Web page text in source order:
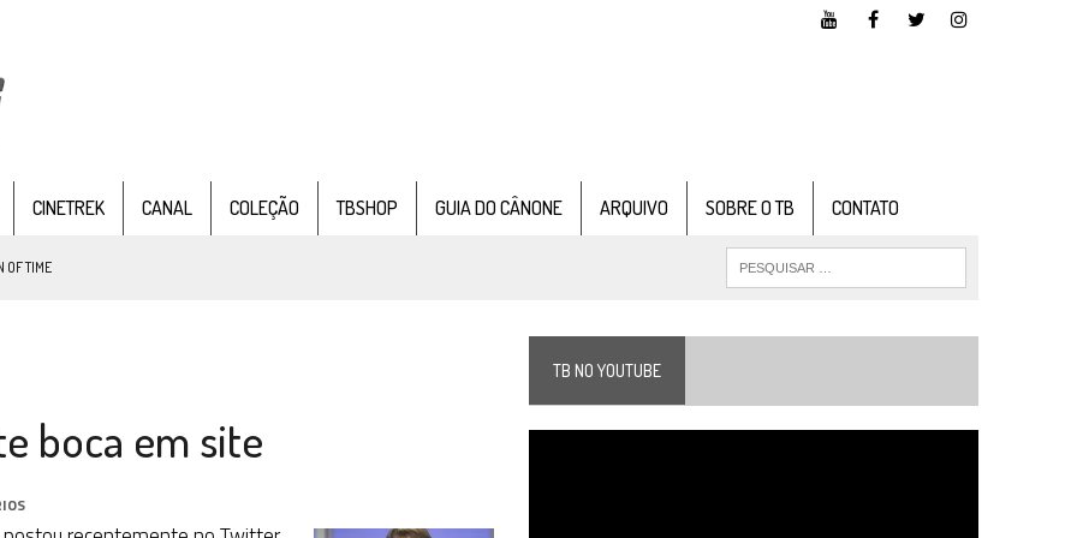
CINETREK CANAL COLEÇÃO TBSHOP GUIA DO CÂNONE ARQUIVO SOBRE O TB CONTATO
OF TIME
DE FÃS AXANAR HORAS APÓS ESTREIA
– “THE GRIFFIN INCIDENT” (4×02)
DE UMA ERA NA SDCC
TREK
boca em site
TB NO YOUTUBE